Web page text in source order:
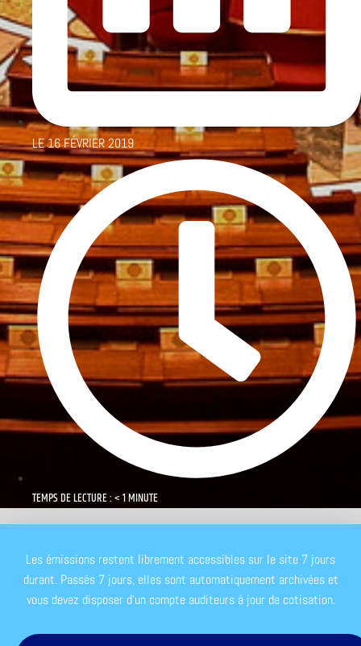
LE16 FÉVRIER 2019
TEMPS DE LECTURE : < 1 MINUTE
Les émissions restent librement accessibles sur le site 7 jours
durant. Passés 7 jours, elles sont automatiquement archivées et
vous devez disposer d'un compte auditeurs à jour de cotisation.